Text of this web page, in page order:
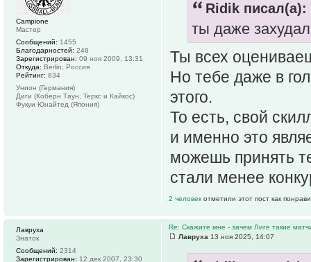
Ridik писал(а):
ты даже
Ты всех
Но тебе даже в
этого.
То есть, свой
и именно это
можешь принять
стали менее
2 человек отметили этот пост как
Campione
Мастер
Сообщений: 1455
Благодарностей: 248
Зарегистрирован: 09 ноя 2009, 13:31
Откуда: Berlin, Россия
Рейтинг: 834
Унион (Германия)
Диги (Коберн Таун, Теркс и Кайкос)
Фукуи Юнайтед (Япония)
Re: Скажите мне - зачем Лиге такие
Лавруха 13 ноя 2025, 14:07
Лавруха
Знаток
Сообщений: 2314
Зарегистрирован: 12 дек 2007, 23:30